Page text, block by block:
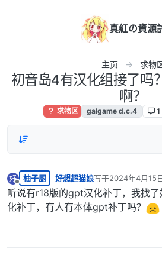
真紅の資源
主页 求物
初音岛4有汉化组接了吗
啊？
求物区 galgame d.c.4 1
好
离线
柚子厨 好想超猫娘写于2024年4月15
最后由 编辑
听说有r18版的gpt汉化补丁，我找
化补丁，有人有本体gpt补丁吗？